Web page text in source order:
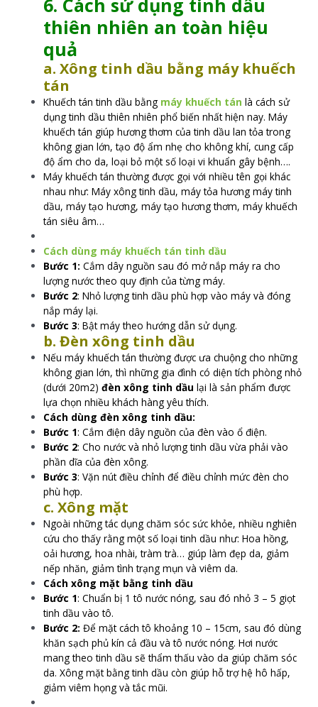
6. Cách sử dụng tinh dầu
thiên nhiên an toàn hiệu
quả
a. Xông tinh dầu bằng máy khuếch
tán
Khuếch tán tinh dầu bằng máy khuếch tán là cách sử
dụng tinh dầu thiên nhiên phổ biến nhất hiện nay. Máy
khuếch tán giúp hương thơm của tinh dầu lan tỏa trong
không gian lớn, tạo độ ẩm nhẹ cho không khí, cung cấp
độ ẩm cho da, loại bỏ một số loại vi khuẩn gây bệnh….
Máy khuếch tán thường được gọi với nhiều tên gọi khác
nhau như: Máy xông tinh dầu, máy tỏa hương máy tinh
dầu, máy tạo hương, máy tạo hương thơm, máy khuếch
tán siêu âm…
Cách dùng máy khuếch tán tinh dầu
Bước 1: Cắm dây nguồn sau đó mở nắp máy ra cho
lượng nước theo quy định của từng máy.
Bước 2: Nhỏ lượng tinh dầu phù hợp vào máy và đóng
nắp máy lại.
Bước 3: Bật máy theo hướng dẫn sử dụng.
b. Đèn xông tinh dầu
Nếu máy khuếch tán thường được ưa chuộng cho những
không gian lớn, thì những gia đình có diện tích phòng nhỏ
(dưới 20m2)đèn xông tinh dầu lại là sản phẩm được
lựa chọn nhiều khách hàng yêu thích.
Cách dùng đèn xông tinh dầu:
Bước 1: Cắm điện dây nguồn của đèn vào ổ điện.
Bước 2: Cho nước và nhỏ lượng tinh dầu vừa phải vào
phần dĩa của đèn xông.
Bước 3: Vặn nút điều chỉnh để điều chỉnh mức đèn cho
phù hợp.
c. Xông mặt
Ngoài những tác dụng chăm sóc sức khỏe, nhiều nghiên
cứu cho thấy rằng một số loại tinh dầu như: Hoa hồng,
oải hương, hoa nhài, tràm trà… giúp làm đẹp da, giảm
nếp nhăn, giảm tình trạng mụn và viêm da.
Cách xông mặt bằng tinh dầu
Bước 1: Chuẩn bị 1 tô nước nóng, sau đó nhỏ 3 – 5 giọt
tinh dầu vào tô.
Bước 2: Để mặt cách tô khoảng 10 – 15cm, sau đó dùng
khăn sạch phủ kín cả đầu và tô nước nóng. Hơi nước
mang theo tinh dầu sẽ thẩm thấu vào da giúp chăm sóc
da. Xông mặt bằng tinh dầu còn giúp hỗ trợ hệ hô hấp,
giảm viêm họng và tắc mũi.